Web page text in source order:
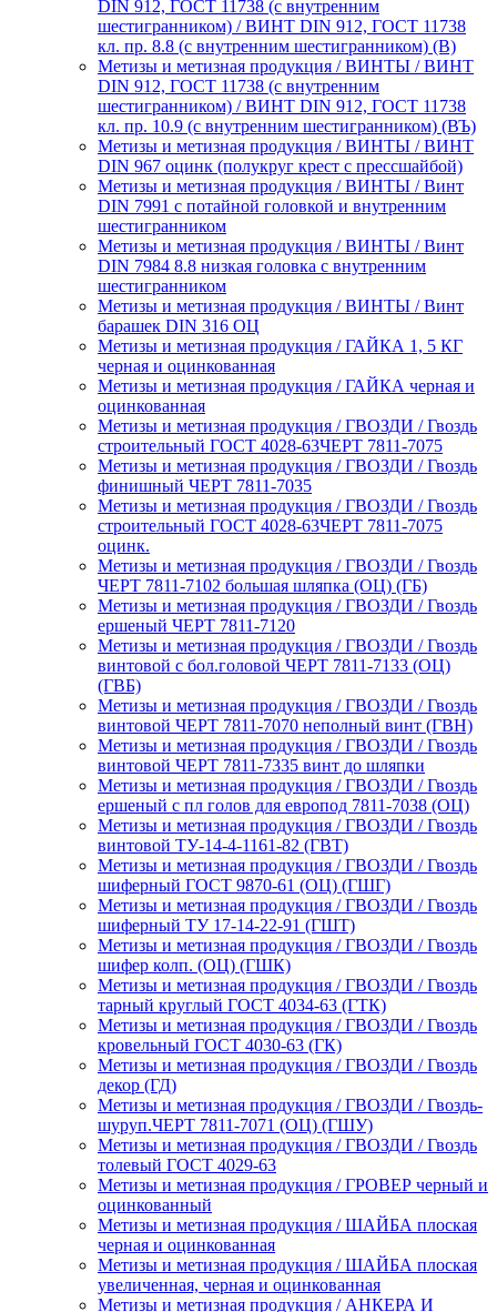
DIN 912, ГОСТ 11738 (с внутренним
шестигранником) / ВИНТ DIN 912, ГОСТ 11738
кл. пр. 8.8 (с внутренним шестигранником) (В)
Метизы и метизная продукция / ВИНТЫ / ВИНТ
DIN 912, ГОСТ 11738 (с внутренним
шестигранником) / ВИНТ DIN 912, ГОСТ 11738
кл. пр. 10.9 (с внутренним шестигранником) (ВЪ)
Метизы и метизная продукция / ВИНТЫ / ВИНТ
DIN 967 оцинк (полукруг крест с прессшайбой)
Метизы и метизная продукция / ВИНТЫ / Винт
DIN 7991 с потайной головкой и внутренним
шестигранником
Метизы и метизная продукция / ВИНТЫ / Винт
DIN 7984 8.8 низкая головка с внутренним
шестигранником
Метизы и метизная продукция / ВИНТЫ / Винт
барашек DIN 316 ОЦ
Метизы и метизная продукция / ГАЙКА 1, 5 КГ
черная и оцинкованная
Метизы и метизная продукция / ГАЙКА черная и
оцинкованная
Метизы и метизная продукция / ГВОЗДИ / Гвоздь
строительный ГОСТ 4028-63ЧЕРТ 7811-7075
Метизы и метизная продукция / ГВОЗДИ / Гвоздь
финишный ЧЕРТ 7811-7035
Метизы и метизная продукция / ГВОЗДИ / Гвоздь
строительный ГОСТ 4028-63ЧЕРТ 7811-7075
оцинк.
Метизы и метизная продукция / ГВОЗДИ / Гвоздь
ЧЕРТ 7811-7102 большая шляпка (ОЦ) (ГБ)
Метизы и метизная продукция / ГВОЗДИ / Гвоздь
ершеный ЧЕРТ 7811-7120
Метизы и метизная продукция / ГВОЗДИ / Гвоздь
винтовой с бол.головой ЧЕРТ 7811-7133 (ОЦ)
(ГВБ)
Метизы и метизная продукция / ГВОЗДИ / Гвоздь
винтовой ЧЕРТ 7811-7070 неполный винт (ГВН)
Метизы и метизная продукция / ГВОЗДИ / Гвоздь
винтовой ЧЕРТ 7811-7335 винт до шляпки
Метизы и метизная продукция / ГВОЗДИ / Гвоздь
ершеный с пл голов для европод 7811-7038 (ОЦ)
Метизы и метизная продукция / ГВОЗДИ / Гвоздь
винтовой ТУ-14-4-1161-82 (ГВТ)
Метизы и метизная продукция / ГВОЗДИ / Гвоздь
шиферный ГОСТ 9870-61 (ОЦ) (ГШГ)
Метизы и метизная продукция / ГВОЗДИ / Гвоздь
шиферный ТУ 17-14-22-91 (ГШТ)
Метизы и метизная продукция / ГВОЗДИ / Гвоздь
шифер колп. (ОЦ) (ГШК)
Метизы и метизная продукция / ГВОЗДИ / Гвоздь
тарный круглый ГОСТ 4034-63 (ГТК)
Метизы и метизная продукция / ГВОЗДИ / Гвоздь
кровельный ГОСТ 4030-63 (ГК)
Метизы и метизная продукция / ГВОЗДИ / Гвоздь
декор (ГД)
Метизы и метизная продукция / ГВОЗДИ / Гвоздь-
шуруп.ЧЕРТ 7811-7071 (ОЦ) (ГШУ)
Метизы и метизная продукция / ГВОЗДИ / Гвоздь
толевый ГОСТ 4029-63
Метизы и метизная продукция / ГРОВЕР черный и
оцинкованный
Метизы и метизная продукция / ШАЙБА плоская
черная и оцинкованная
Метизы и метизная продукция / ШАЙБА плоская
увеличенная, черная и оцинкованная
Метизы и метизная продукция / АНКЕРА И